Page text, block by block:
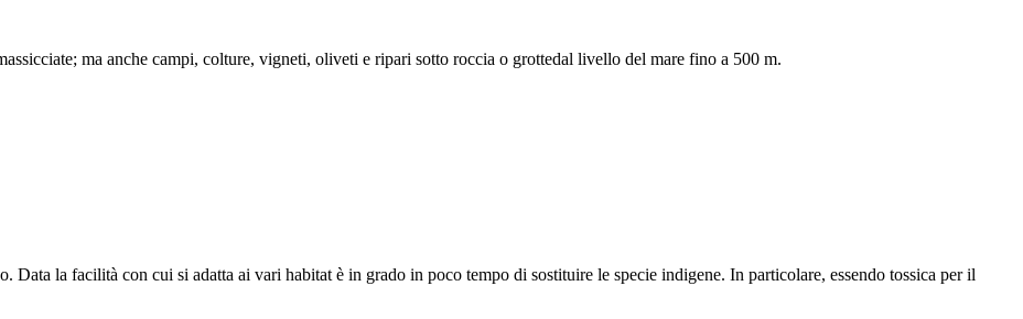
ma anche campi, colture, vigneti, oliveti e ripari sotto roccia o grottedal livello del mare fino a 500 m.
Data la facilità con cui si adatta ai vari habitat è in grado in poco tempo di sostituire le specie indigene. In particolare, essendo tossica per il